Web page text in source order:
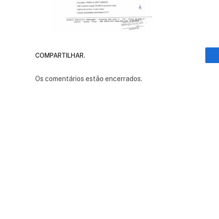
COMPARTILHAR.
Os comentários estão encerrados.